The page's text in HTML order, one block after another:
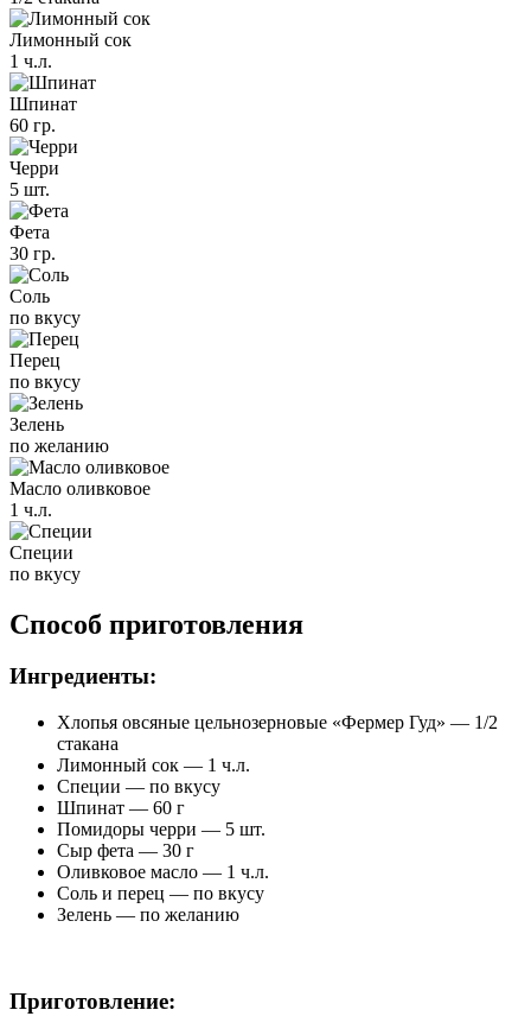
Лимонный сок
1 ч.л.
Шпинат
60 гр.
Черри
5 шт.
Фета
30 гр.
Соль
по вкусу
Перец
по вкусу
Зелень
по желанию
Масло оливковое
1 ч.л.
Специи
по вкусу
Способ приготовления
Ингредиенты:
Хлопья овсяные цельнозерновые «Фермер Гуд» — 1/2
стакана
Лимонный сок — 1 ч.л.
Специи — по вкусу
Шпинат — 60 г
Помидоры черри — 5 шт.
Сыр фета — 30 г
Оливковое масло — 1 ч.л.
Соль и перец — по вкусу
Зелень — по желанию
Приготовление: